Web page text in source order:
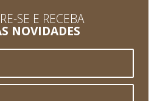
SE E RECEBA
NOVIDADES